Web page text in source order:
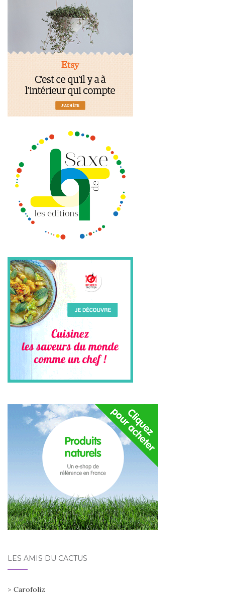
LES AMIS DU CACTUS
> Carofoliz